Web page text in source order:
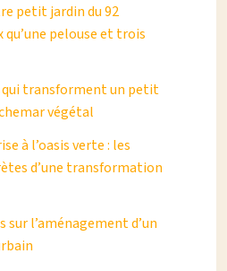
petit jardin du 92
pelouse et trois
qui transforment un petit
végétal
à l’oasis verte : les
d’une transformation
sur l’aménagement d’un